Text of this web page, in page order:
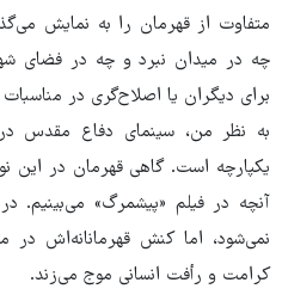
متفاوت از قهرمان را به نمایش
چه در میدان نبرد و چه در فضای
برای دیگران یا اصلاح‌گری در
به ‌نظر من، سینمای دفاع مقدس
یکپارچه است. گاهی قهرمان در این
آنچه در فیلم «پیشمرگ» می‌بینیم.
نمی‌شود، اما کنش قهرمانانه‌اش
کرامت و رأفت انسانی موج می‌زند.